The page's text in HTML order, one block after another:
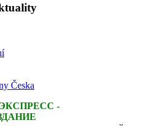
Česka
ЭКСПРЕСС -